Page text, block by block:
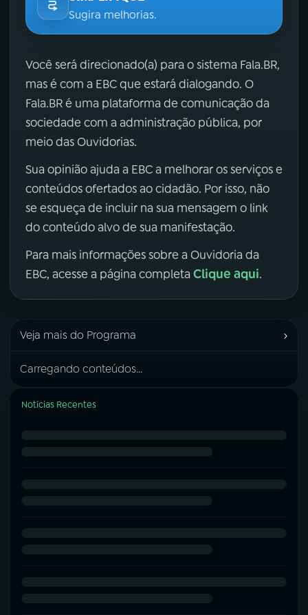
Sugira melhorias.
Você será direcionado(a) para o sistema Fala.BR,
mas é com a EBC que estará dialogando. O
Fala.BR é uma plataforma de comunicação da
sociedade com a administração pública, por
meio das Ouvidorias.
Sua opinião ajuda a EBC a melhorar os serviços e
conteúdos ofertados ao cidadão. Por isso, não
se esqueça de incluir na sua mensagem o link
do conteúdo alvo de sua manifestação.
Para mais informações sobre a Ouvidoria da
EBC, acesse a página completa Clique aqui.
Veja mais do Programa ›
Carregando conteúdos...
Notícias Recentes